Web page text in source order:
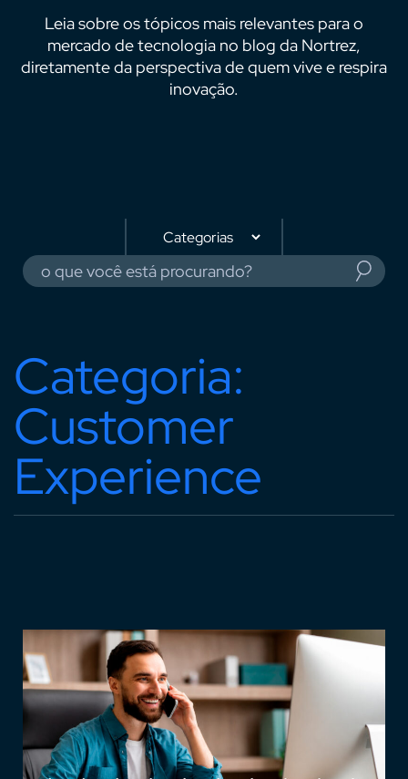
Leia sobre os tópicos mais relevantes para o
mercado de tecnologia no blog da Nortrez,
diretamente da perspectiva de quem vive e respira
inovação.
Categoria:
Customer
Experience